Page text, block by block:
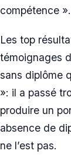
compétence ».
Les top
témoignages
sans diplôme
»: il a passé
produire un
absence de
ne l’est pas.